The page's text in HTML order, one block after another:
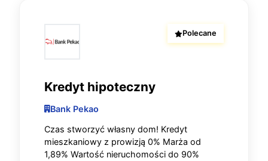
Polecane
Kredyt hipoteczny
Bank Pekao
Czas stworzyć własny dom! Kredyt
mieszkaniowy z prowizją 0% Marża od
1,89% Wartość nieruchomości do 90%